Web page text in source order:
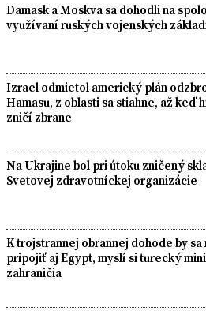
Damask a Moskva sa dohodli na
využívaní ruských vojenských
Izrael odmietol americký plán
Hamasu, z oblasti sa stiahne, až keď
zničí zbrane
Na Ukrajine bol pri útoku zničený
Svetovej zdravotníckej organizácie
K trojstrannej obrannej dohode by sa
pripojiť aj Egypt, myslí si turecký
zahraničia